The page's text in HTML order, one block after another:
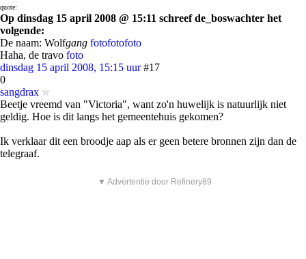
quote:
Op dinsdag 15 april 2008 @ 15:11 schreef de_boswachter het
volgende:
De naam: Wolfgang fotofotofoto
Haha, de travo foto
dinsdag 15 april 2008, 15:15 uur #17
0
sangdrax
Beetje vreemd van "Victoria", want zo'n huwelijk is natuurlijk niet
geldig. Hoe is dit langs het gemeentehuis gekomen?
Ik verklaar dit een broodje aap als er geen betere bronnen zijn dan de
telegraaf.
▼ Advertentie door Refinery89